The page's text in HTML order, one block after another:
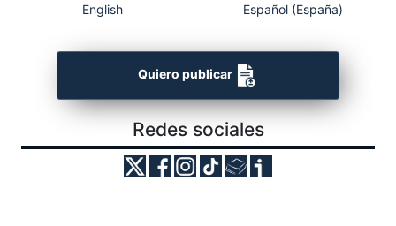
English Español (España)
Quiero publicar
Redes sociales